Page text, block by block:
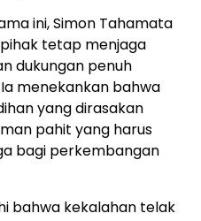
ini, Simon Tahamata
tetap menjaga
dukungan penuh
menekankan bahwa
yang dirasakan
pahit yang harus
bagi perkembangan
bahwa kekalahan telak